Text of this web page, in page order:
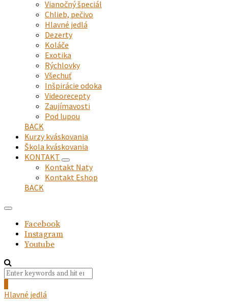
child
menu
Vianočný špeciál
Chlieb, pečivo
Hlavné jedlá
Dezerty
Koláče
Exotika
Rýchlovky
Všechuť
Inšpirácie odoka
Videorecepty
Zaujímavosti
Pod lupou
BACK
Kurzy kváskovania
Škola kváskovania
KONTAKT
expand
child
menu
Kontakt Naty
Kontakt Eshop
BACK
Facebook
Instagram
Youtube
Search
for:
Hlavné jedlá